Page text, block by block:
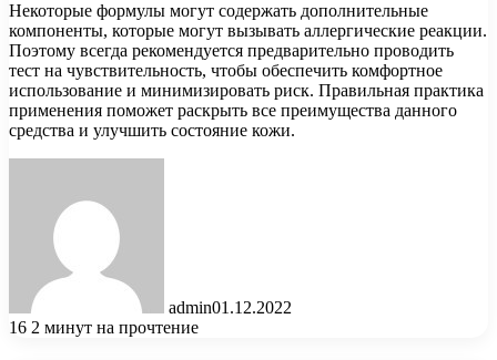
Некоторые формулы могут содержать дополнительные
компоненты, которые могут вызывать аллергические реакции.
Поэтому всегда рекомендуется предварительно проводить
тест на чувствительность, чтобы обеспечить комфортное
использование и минимизировать риск. Правильная практика
применения поможет раскрыть все преимущества данного
средства и улучшить состояние кожи.
admin01.12.2022
16 2 минут на прочтение